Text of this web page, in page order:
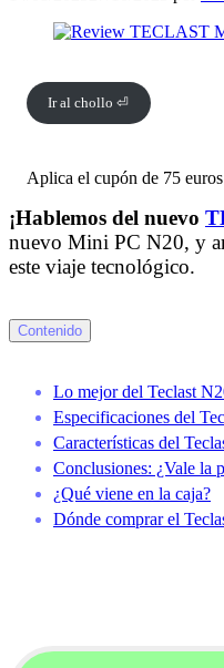
Ir al chollo ⏎
Aplica el cupón de 75
¡Hablemos del nuevo
nuevo Mini PC N20, y
este viaje tecnológico.
Contenido
Lo mejor del Teclast
Especificaciones del
Características del
Conclusiones: ¿Vale la
¿Qué viene en la caja?
Dónde comprar el